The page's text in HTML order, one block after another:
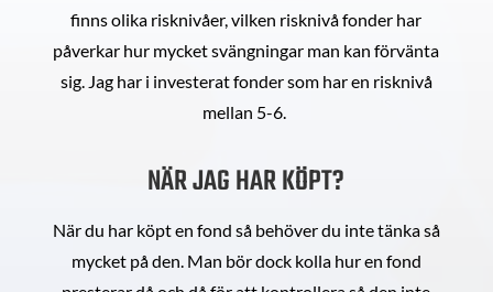
finns olika risknivåer, vilken risknivå fonder har
påverkar hur mycket svängningar man kan förvänta
sig. Jag har i investerat fonder som har en risknivå
mellan 5-6.
NÄR JAG HAR KÖPT?
När du har köpt en fond så behöver du inte tänka så
mycket på den. Man bör dock kolla hur en fond